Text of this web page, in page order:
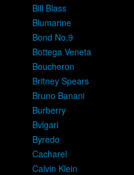
Bill Blass
Blumarine
Bond No.9
Bottega Veneta
Boucheron
Britney Spears
Bruno Banani
Burberry
Bvlgari
Byredo
Cacharel
Calvin Klein